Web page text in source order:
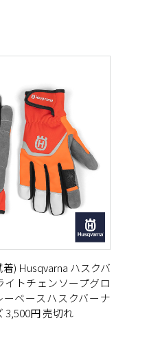
) Husqvarna ハスクバ
イトチェンソープグロ
ーベースハスクバーナ
3,500円 売切れ